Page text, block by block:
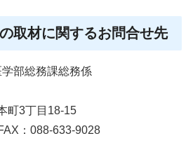
取材に関するお問合せ先
部総務課総務係
町3丁目18-15
：088-633-9028